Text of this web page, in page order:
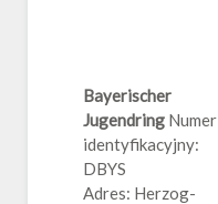
Bayerischer
Jugendring Numer
identyfikacyjny:
DBYS
Adres: Herzog-